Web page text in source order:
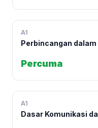
A1
Perbincangan
Percuma
A1
Dasar Komunikasi